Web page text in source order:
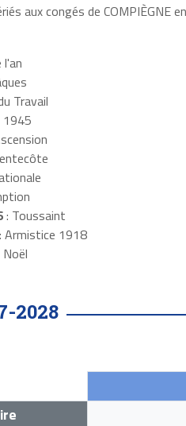
aux congés de
l'an
Travail
: Toussaint
1918
2028